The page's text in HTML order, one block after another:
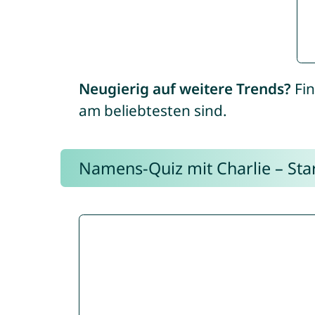
Neugierig auf weitere Trends?
am beliebtesten sind.
Namens-Quiz mit Charlie –